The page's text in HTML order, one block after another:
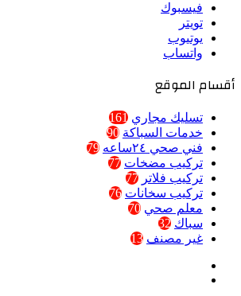
فيسبوك
تويتر
يوتيوب
واتساب
أقسام الموقع
تسليك مجاري 161
خدمات السباكة 90
فني صحي ٢٤ساعه
79
تركيب مضخات 77
تركيب فلاتر 77
تركيب سخانات 76
معلم صحي 70
سباك 32
غير مصنف 13